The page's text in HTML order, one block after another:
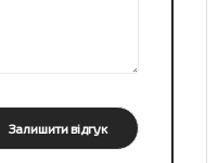
Залишити відгук